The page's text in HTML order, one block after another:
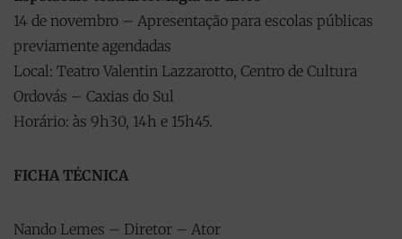
14 de novembro – Apresentação para escolas públicas
previamente agendadas
Local: Teatro Valentin Lazzarotto, Centro de Cultura
Ordovás – Caxias do Sul
Horário: às 9h30, 14h e 15h45.
FICHA TÉCNICA
Nando Lemes – Diretor – Ator​